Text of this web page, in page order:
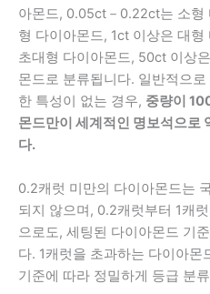
아몬드, 0.05ct－0.22ct는 소형
형 다이아몬드, 1ct 이상은 대
초대형 다이아몬드, 50ct 이상
몬드로 분류됩니다. 일반적으
한 특성이 없는 경우, 중량이
몬드만이 세계적인 명보석으로
다.
0.2캐럿 미만의 다이아몬드는
되지 않으며, 0.2캐럿부터 1캐
으로도, 세팅된 다이아몬드 기
다. 1캐럿을 초과하는 다이아몬
기준에 따라 정밀하게 등급 분